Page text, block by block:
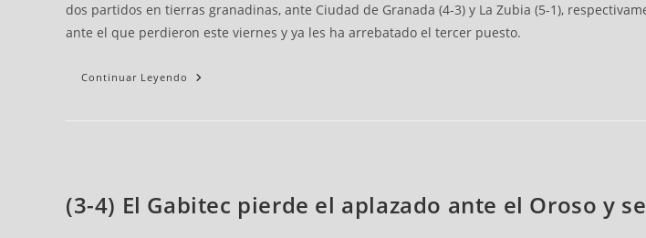
dos partidos en tierras granadinas, ante Ciudad de Granada (4-3) y La Zubia (5-1),
ante el que perdieron este viernes y ya les ha arrebatado el tercer puesto.
Continuar Leyendo
(3-4) El Gabitec pierde el aplazado ante el Oroso y